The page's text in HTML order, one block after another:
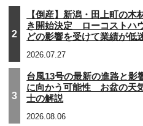
2
【倒産】新潟・田上町の木
き開始決定 ローコストハ
どの影響を受けて業績が
2026.07.27
3
台風13号の最新の進路と影
に向かう可能性 お盆の天
士の解説
2026.08.06